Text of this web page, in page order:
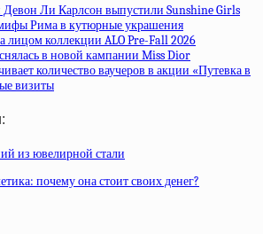
Ли Карлсон выпустили Sunshine Girls
Рима в кутюрные украшения
лицом коллекции ALO Pre-Fall 2026
в новой кампании Miss Dior
количество ваучеров в акции «Путевка в
визиты
из ювелирной стали
почему она стоит своих денег?